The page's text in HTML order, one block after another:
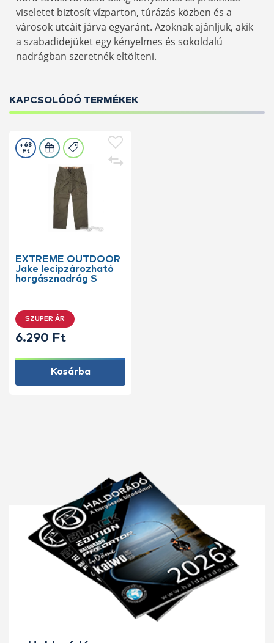
viseletet biztosít vízparton, túrázás közben és a
városok utcáit járva egyaránt. Azoknak ajánljuk, akik
a szabadidejüket egy kényelmes és sokoldalú
nadrágban szeretnék eltölteni.
KAPCSOLÓDÓ TERMÉKEK
EXTREME OUTDOOR
Jake lecipzározható
horgásznadrág S
+63
Ft
SZUPER ÁR
6.290 Ft
Kosárba